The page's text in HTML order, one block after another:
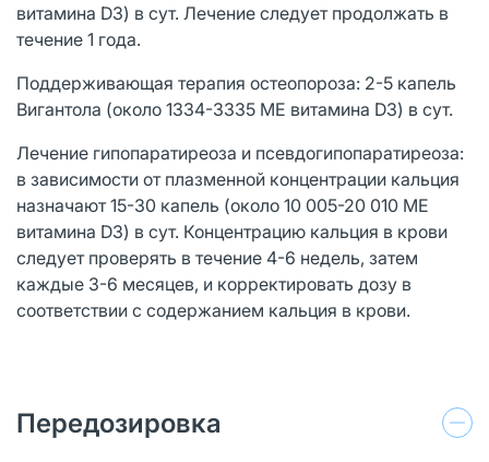
витамина D3) в сут. Лечение следует продолжать в
течение 1 года.
Поддерживающая терапия остеопороза: 2-5 капель
Вигантола (около 1334-3335 ME витамина D3) в сут.
Лечение гипопаратиреоза и псевдогипопаратиреоза:
в зависимости от плазменной концентрации кальция
назначают 15-30 капель (около 10 005-20 010 ME
витамина D3) в сут. Концентрацию кальция в крови
следует проверять в течение 4-6 недель, затем
каждые 3-6 месяцев, и корректировать дозу в
соответствии с содержанием кальция в крови.
Передозировка